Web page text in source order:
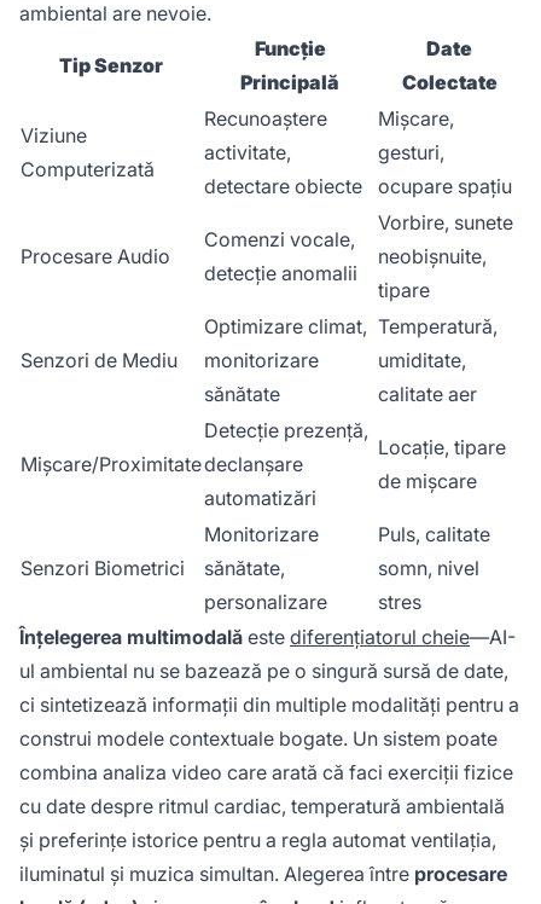
ambiental are nevoie.
Tip Senzor
Funcție
Principală
Date
Colectate
Viziune
Computerizată
Recunoaștere
activitate,
detectare obiecte
Mișcare,
gesturi,
ocupare spațiu
Procesare Audio
Comenzi vocale,
detecție anomalii
Vorbire, sunete
neobișnuite,
tipare
Senzori de Mediu
Optimizare climat,
monitorizare
sănătate
Temperatură,
umiditate,
calitate aer
Mișcare/Proximitate
Detecție prezență,
declanșare
automatizări
Locație, tipare
de mișcare
Senzori Biometrici
Monitorizare
sănătate,
personalizare
Puls, calitate
somn, nivel
stres
Înțelegerea multimodală este diferențiatorul cheie—AI-
ul ambiental nu se bazează pe o singură sursă de date,
ci sintetizează informații din multiple modalități pentru a
construi modele contextuale bogate. Un sistem poate
combina analiza video care arată că faci exerciții fizice
cu date despre ritmul cardiac, temperatură ambientală
și preferințe istorice pentru a regla automat ventilația,
iluminatul și muzica simultan. Alegerea între procesare